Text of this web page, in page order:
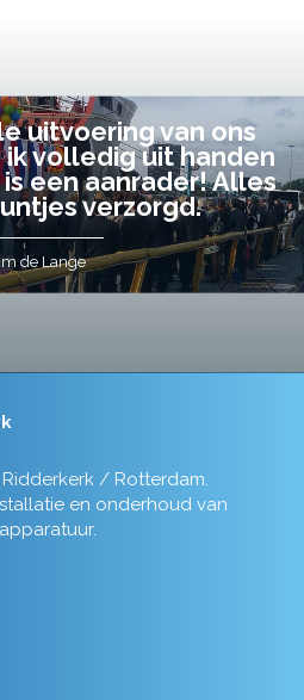
uitvoering van ons
volledig uit handen
een aanrader! Alles
verzorgd.
de Lange
/ Rotterdam.
en onderhoud van